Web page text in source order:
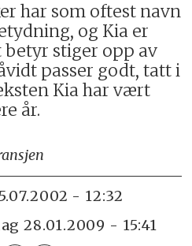
har som oftest navn
og Kia er
stiger opp av
passer godt, tatt i
Kia har vært
år.
- 12:32
28.01.2009 - 15:41